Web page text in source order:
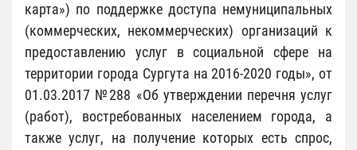
карта») по поддержке доступа немуниципальных
(коммерческих, некоммерческих) организаций к
предоставлению услуг в социальной сфере на
территории города Сургута на 2016-2020 годы», от
01.03.2017 №288 «Об утверждении перечня услуг
(работ), востребованных населением города, а
также услуг, на получение которых есть спрос,